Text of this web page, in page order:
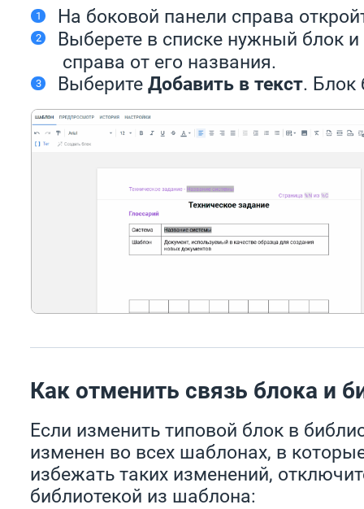
На боковой панели справа
Выберете в списке нужный блок
справа от его названия.
Выберите Добавить в текст. Блок
Как отменить связь блока и
Если изменить типовой блок в
изменен во всех шаблонах, в
избежать таких изменений,
библиотекой из шаблона: